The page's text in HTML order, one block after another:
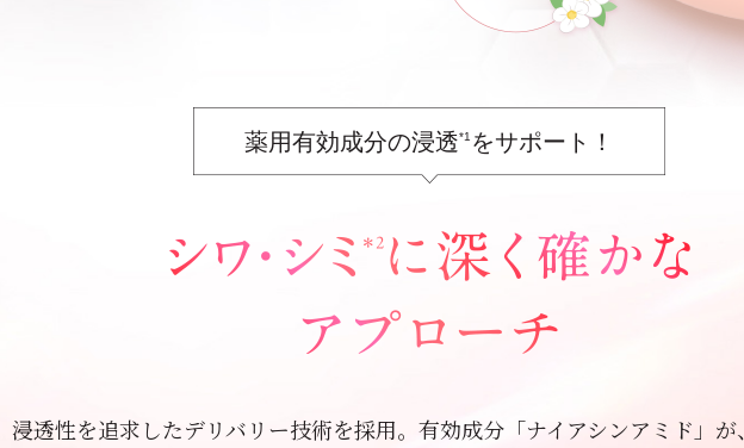
薬用有効成分の浸透*1 をサポート！
浸透性を追求したデリバリー技術を採用。有効成分「ナイアシンアミド」が、